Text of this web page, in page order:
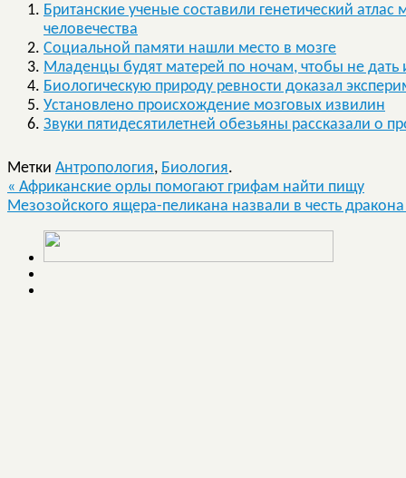
Британские ученые составили генетический
человечества
Социальной памяти нашли место в мозге
Младенцы будят матерей по ночам, чтобы не дать
Биологическую природу ревности доказал
Установлено происхождение мозговых извилин
Звуки пятидесятилетней обезьяны рассказали о
Метки Антропология, Биология.
« Африканские орлы помогают грифам найти пищу
Мезозойского ящера-пеликана назвали в честь